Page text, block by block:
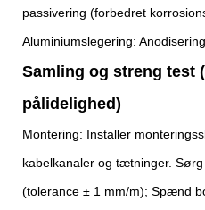
passivering (forbedret
Aluminiumslegering:
Samling og streng test
pålidelighed)
Montering: Installer
kabelkanaler og tætninger.
(tolerance ± 1 mm/m); Spænd